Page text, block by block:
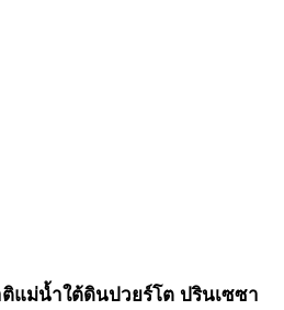
แม่น้ำใต้ดินปวยร์โต ปรินเซซา